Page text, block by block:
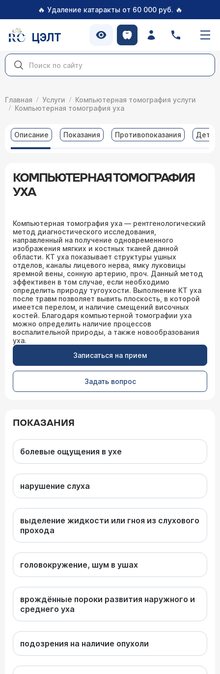
🔥 Удаление катаракты от 60 000 руб. 🔥
ЦЭЛТ
Главная Услуги
Компьютерная томография услуги
Компьютерная томография уха
Описание Показания Противопоказания
КОМПЬЮТЕРНАЯ ТОМОГРАФИЯ
УХА
Компьютерная томография уха — рентгенологический
метод диагностического исследования,
направленный на получение одновременного
изображения мягких и костных тканей данной
области. КТ уха показывает структуры ушных
отделов, каналы лицевого нерва, ямку луковицы
яремной вены, сонную артерию, проч. Данный метод
эффективен в том случае, если необходимо
определить природу тугоухости. Выполнение КТ уха
после травм позволяет вывить плоскость, в которой
имеется перелом, и наличие смещений височных
костей. Благодаря компьютерной томографии уха
можно определить наличие процессов
воспалительной природы, а также новообразования
уха.
Записаться на прием
Задать вопрос
ПОКАЗАНИЯ
болевые ощущения в ухе
нарушение слуха
выделение жидкости или гноя из слухового
прохода
головокружение, шум в ушах
врождённые пороки развития наружного и
среднего уха
подозрения на наличие опухоли